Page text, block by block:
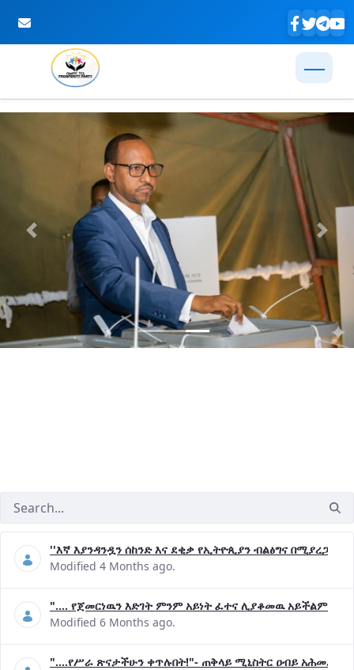
Skip to Main Content
Previous Next
''እኛ እያንዳንዷን ሰከንድ እና ደቂቃ የኢትዮጲያን ብልፅግና
Modified 4 Months ago.
".... የጀመርነዉን እድገት ምንም አይነት ፈተና ሊያቆመዉ አይችልም"-
Modified 6 Months ago.
"....የሥራ ጽናታችሁን ቀጥሉበት!"- ጠቅላይ ሚኒስትር ዐብይ አሕመድ (ዶ/